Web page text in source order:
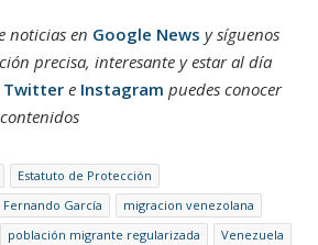
noticias en Google News y síguenos
precisa, interesante y estar al día
Twitter e Instagram puedes conocer
Estatuto de Protección
Fernando García
migracion venezolana
población migrante regularizada Venezuela